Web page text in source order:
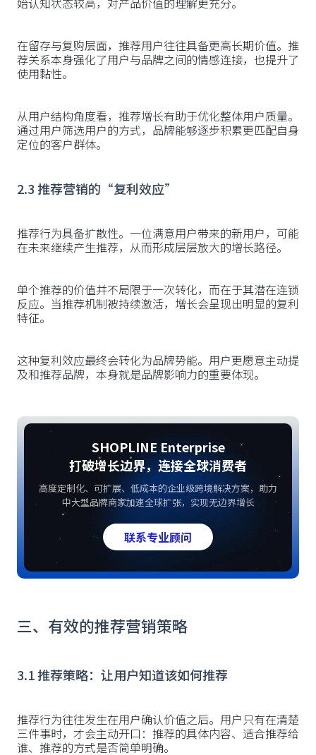
在留存与复购层面，推荐用户往往具备更高长期价值。推
荐关系本身强化了用户与品牌之间的情感连接，也提升了
使用黏性。
从用户结构角度看，推荐增长有助于优化整体用户质量。
通过用户筛选用户的方式，品牌能够逐步积累更匹配自身
定位的客户群体。
2.3 推荐营销的“复利效应”
推荐行为具备扩散性。一位满意用户带来的新用户，可能
在未来继续产生推荐，从而形成层层放大的增长路径。
单个推荐的价值并不局限于一次转化，而在于其潜在连锁
反应。当推荐机制被持续激活，增长会呈现出明显的复利
特征。
这种复利效应最终会转化为品牌势能。用户更愿意主动提
及和推荐品牌，本身就是品牌影响力的重要体现。
SHOPLINE Enterprise
打破增长边界，连接全球消费者
高度定制化、可扩展、低成本的企业级跨境解决方案，助力
中大型品牌商家加速全球扩张，实现无边界增长
联系专业顾问
三、有效的推荐营销策略
3.1 推荐策略：让用户知道该如何推荐
推荐行为往往发生在用户确认价值之后。用户只有在清楚
三件事时，才会主动开口：推荐的具体内容、适合推荐给
谁、推荐的方式是否简单明确。